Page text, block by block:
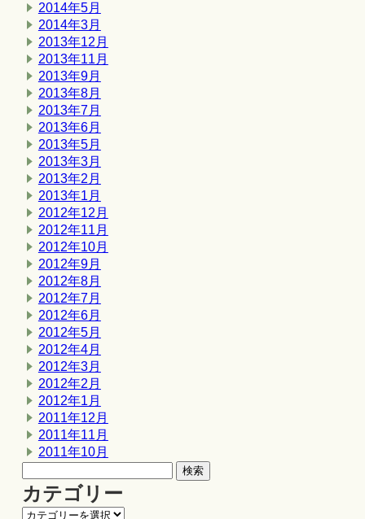
2014年5月
2014年3月
2013年12月
2013年11月
2013年9月
2013年8月
2013年7月
2013年6月
2013年5月
2013年3月
2013年2月
2013年1月
2012年12月
2012年11月
2012年10月
2012年9月
2012年8月
2012年7月
2012年6月
2012年5月
2012年4月
2012年3月
2012年2月
2012年1月
2011年12月
2011年11月
2011年10月
カテゴリー